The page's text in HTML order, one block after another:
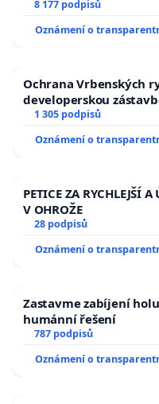
University
8 177 podpisů
Oznámení o
Ochrana Vrbenských
developerskou
1 305 podpisů
Oznámení o
PETICE ZA RYCHLEJŠÍ
V OHROŽE
28 podpisů
Oznámení o
Zastavme zabíjení
humánní řešení
787 podpisů
Oznámení o